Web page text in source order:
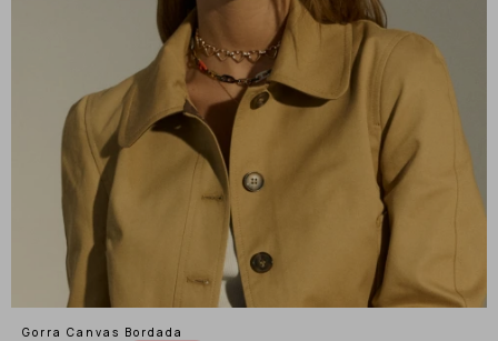
Gorra Canvas Bordada